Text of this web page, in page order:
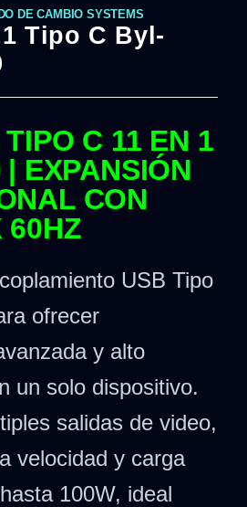
DE CAMBIO SYSTEMS
Tipo C Byl-
C 11 EN 1
EXPANSIÓN
CON
60HZ
USB Tipo
ofrecer
y alto
un solo dispositivo.
salidas de video,
velocidad y carga
100W, ideal